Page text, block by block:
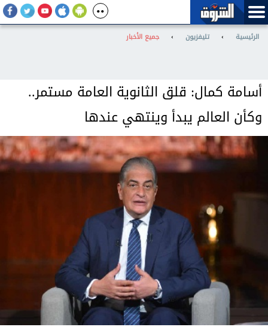
الرئيسية › تليفزيون › جميع الأخبار
أسامة كمال: قلق الثانوية العامة مستمر..
وكأن العالم يبدأ وينتهي عندها